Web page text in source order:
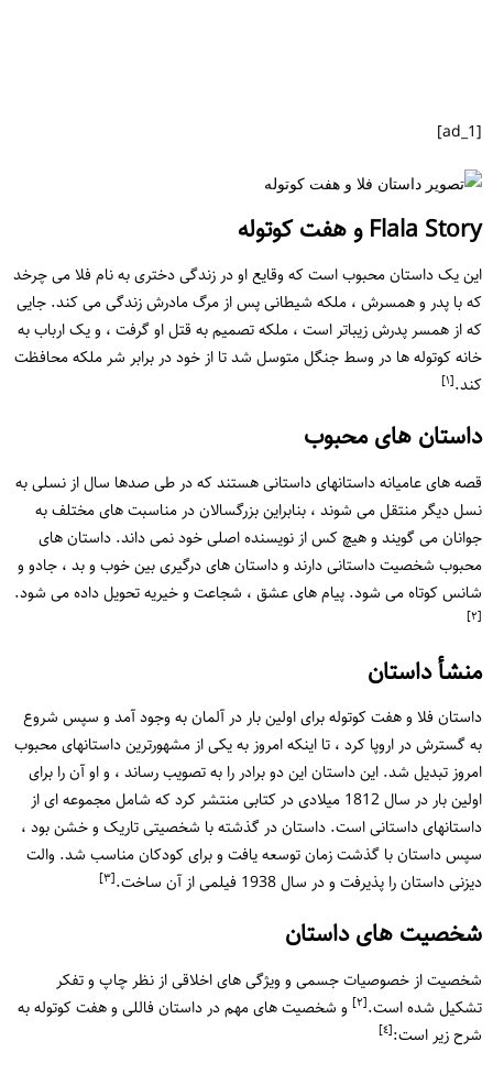
[ad_1]
Flala Story و هفت کوتوله
این یک داستان محبوب است که وقایع او در زندگی دختری به نام فلا می چرخد
​​که با پدر و همسرش ، ملکه شیطانی پس از مرگ مادرش زندگی می کند. جایی
که از همسر پدرش زیباتر است ، ملکه تصمیم به قتل او گرفت ، و یک ارباب به
خانه کوتوله ها در وسط جنگل متوسل شد تا از خود در برابر شر ملکه محافظت
کند.[١]
داستان های محبوب
قصه های عامیانه داستانهای داستانی هستند که در طی صدها سال از نسلی به
نسل دیگر منتقل می شوند ، بنابراین بزرگسالان در مناسبت های مختلف به
جوانان می گویند و هیچ کس از نویسنده اصلی خود نمی داند. داستان های
محبوب شخصیت داستانی دارند و داستان های درگیری بین خوب و بد ، جادو و
شانس کوتاه می شود. پیام های عشق ، شجاعت و خیریه تحویل داده می شود.
[٢]
منشأ داستان
داستان فلا و هفت کوتوله برای اولین بار در آلمان به وجود آمد و سپس شروع
به گسترش در اروپا کرد ، تا اینکه امروز به یکی از مشهورترین داستانهای محبوب
امروز تبدیل شد. این داستان این دو برادر را به تصویب رساند ، و او آن را برای
اولین بار در سال 1812 میلادی در کتابی منتشر کرد که شامل مجموعه ای از
داستانهای داستانی است. داستان در گذشته با شخصیتی تاریک و خشن بود ،
سپس داستان با گذشت زمان توسعه یافت و برای کودکان مناسب شد. والت
دیزنی داستان را پذیرفت و در سال 1938 فیلمی از آن ساخت.
[٣]
شخصیت های داستان
شخصیت از خصوصیات جسمی و ویژگی های اخلاقی از نظر چاپ و تفکر
تشکیل شده است.[٢]
و شخصیت های مهم در داستان فاللی و هفت کوتوله به
شرح زیر است:[٤]